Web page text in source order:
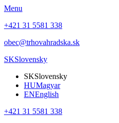
Menu
+421 31 5581 338
obec@trhovahradska.sk
SKSlovensky
SKSlovensky
HUMagyar
ENEnglish
+421 31 5581 338